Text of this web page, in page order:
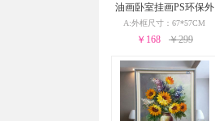
油画卧室挂画PS环保外
框24小时之内发货
A:外框尺寸：67*57CM
￥168 ￥299